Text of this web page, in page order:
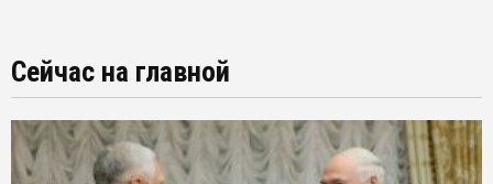
Сейчас на главной